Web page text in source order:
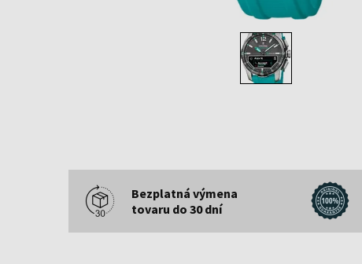
Bezplatná výmena
tovaru do 30 dní